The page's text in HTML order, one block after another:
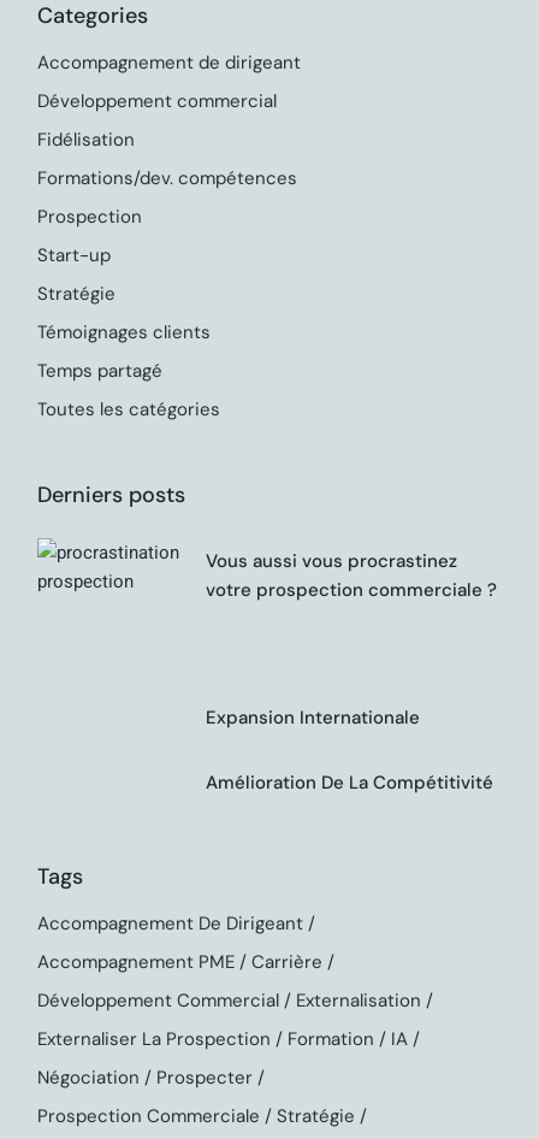
Categories
Accompagnement de dirigeant
Développement commercial
Fidélisation
Formations/dev. compétences
Prospection
Start-up
Stratégie
Témoignages clients
Temps partagé
Toutes les catégories
Derniers posts
Vous aussi vous procrastinez
votre prospection commerciale ?
Expansion Internationale
Amélioration De La Compétitivité
Tags
Accompagnement De Dirigeant
Accompagnement PME
Carrière
Développement Commercial
Externalisation
Externaliser La Prospection
Formation
IA
Négociation
Prospecter
Prospection Commerciale
Stratégie